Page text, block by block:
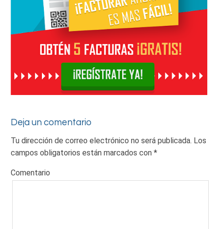
Deja un comentario
Tu dirección de correo electrónico no será publicada. Los
campos obligatorios están marcados con*
Comentario